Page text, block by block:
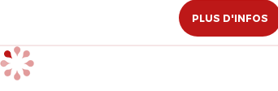
PLUS D'INFOS